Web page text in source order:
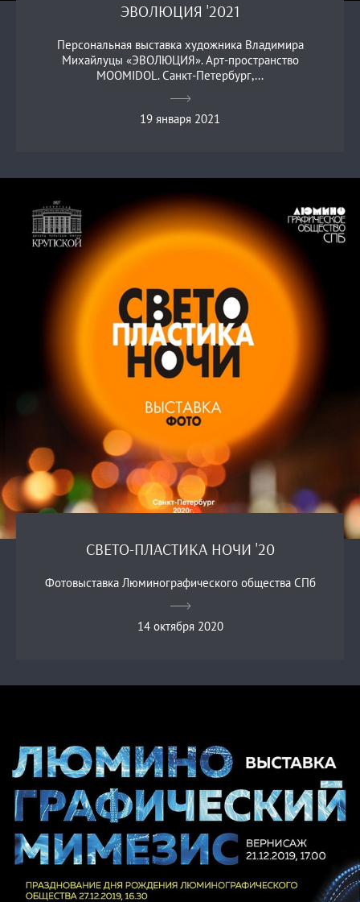
ЭВОЛЮЦИЯ '2021
Персональная выставка художника Владимира
Михайлуцы «ЭВОЛЮЦИЯ». Арт-пространство
MOOMIDOL. Санкт-Петербург,...
19 января 2021
СВЕТО-ПЛАСТИКА НОЧИ '20
Фотовыставка Люминографического общества СПб
14 октября 2020